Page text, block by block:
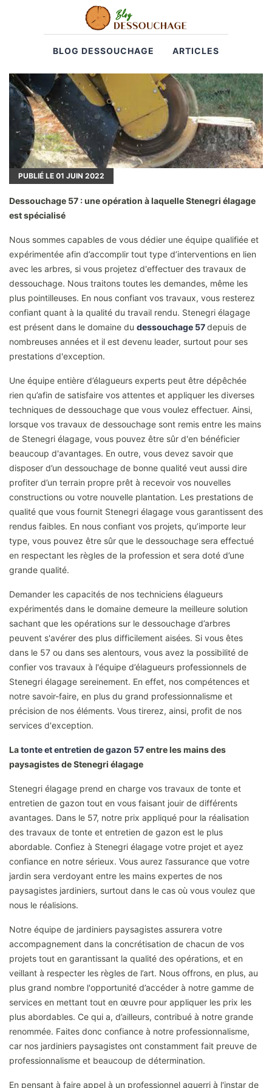
BLOG DESSOUCHAGE ARTICLES
PUBLIÉ LE 01 JUIN 2022
Dessouchage 57 : une opération à laquelle Stenegri élagage
est spécialisé
Nous sommes capables de vous dédier une équipe qualifiée et
expérimentée afin d’accomplir tout type d’interventions en lien
avec les arbres, si vous projetez d'effectuer des travaux de
dessouchage. Nous traitons toutes les demandes, même les
plus pointilleuses. En nous confiant vos travaux, vous resterez
confiant quant à la qualité du travail rendu. Stenegri élagage
est présent dans le domaine du dessouchage 57depuis de
nombreuses années et il est devenu leader, surtout pour ses
prestations d'exception.
Une équipe entière d’élagueurs experts peut être dépêchée
rien qu’afin de satisfaire vos attentes et appliquer les diverses
techniques de dessouchage que vous voulez effectuer. Ainsi,
lorsque vos travaux de dessouchage sont remis entre les mains
de Stenegri élagage, vous pouvez être sûr d'en bénéficier
beaucoup d'avantages. En outre, vous devez savoir que
disposer d’un dessouchage de bonne qualité veut aussi dire
profiter d’un terrain propre prêt à recevoir vos nouvelles
constructions ou votre nouvelle plantation. Les prestations de
qualité que vous fournit Stenegri élagage vous garantissent des
rendus faibles. En nous confiant vos projets, qu’importe leur
type, vous pouvez être sûr que le dessouchage sera effectué
en respectant les règles de la profession et sera doté d’une
grande qualité.
Demander les capacités de nos techniciens élagueurs
expérimentés dans le domaine demeure la meilleure solution
sachant que les opérations sur le dessouchage d’arbres
peuvent s'avérer des plus difficilement aisées. Si vous êtes
dans le 57 ou dans ses alentours, vous avez la possibilité de
confier vos travaux à l'équipe d’élagueurs professionnels de
Stenegri élagage sereinement. En effet, nos compétences et
notre savoir-faire, en plus du grand professionnalisme et
précision de nos éléments. Vous tirerez, ainsi, profit de nos
services d'exception.
Latonte et entretien de gazon 57entre les mains des
paysagistes de Stenegri élagage
Stenegri élagage prend en charge vos travaux de tonte et
entretien de gazon tout en vous faisant jouir de différents
avantages. Dans le 57, notre prix appliqué pour la réalisation
des travaux de tonte et entretien de gazon est le plus
abordable. Confiez à Stenegri élagage votre projet et ayez
confiance en notre sérieux. Vous aurez l’assurance que votre
jardin sera verdoyant entre les mains expertes de nos
paysagistes jardiniers, surtout dans le cas où vous voulez que
nous le réalisions.
Notre équipe de jardiniers paysagistes assurera votre
accompagnement dans la concrétisation de chacun de vos
projets tout en garantissant la qualité des opérations, et en
veillant à respecter les règles de l’art. Nous offrons, en plus, au
plus grand nombre l'opportunité d’accéder à notre gamme de
services en mettant tout en œuvre pour appliquer les prix les
plus abordables. Ce qui a, d’ailleurs, contribué à notre grande
renommée. Faites donc confiance à notre professionnalisme,
car nos jardiniers paysagistes ont constamment fait preuve de
professionnalisme et beaucoup de détermination.
En pensant à faire appel à un professionnel aguerri à l'instar de